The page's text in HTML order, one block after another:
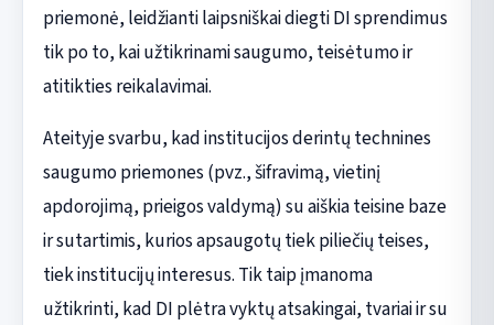
priemonė, leidžianti laipsniškai diegti DI sprendimus
tik po to, kai užtikrinami saugumo, teisėtumo ir
atitikties reikalavimai.
Ateityje svarbu, kad institucijos derintų technines
saugumo priemones (pvz., šifravimą, vietinį
apdorojimą, prieigos valdymą) su aiškia teisine baze
ir sutartimis, kurios apsaugotų tiek piliečių teises,
tiek institucijų interesus. Tik taip įmanoma
užtikrinti, kad DI plėtra vyktų atsakingai, tvariai ir su